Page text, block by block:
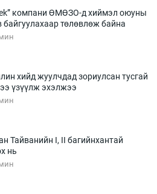
компани ӨМӨЗО-д хиймэл оюуны
байгуулахаар төлөвлөж байна
хийд жуулчдад зориулсан тусгай
үзүүлж эхэлжээ
Тайванийн I, II багийнхантай
нь